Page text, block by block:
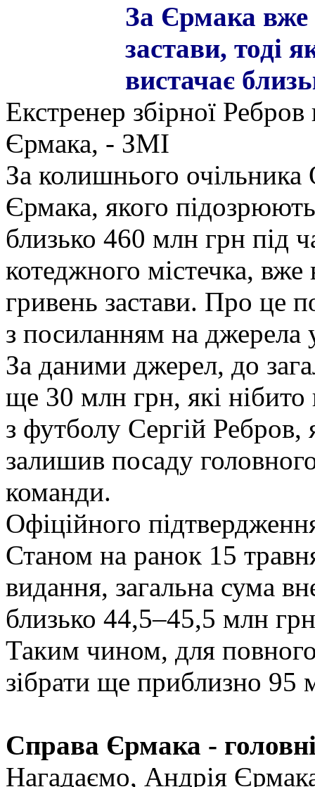
За Єрмака вже
застави, тоді
вистачає
Екстренер збірної
Єрмака, - ЗМІ
За колишнього
Єрмака, якого підозрюють
близько 460 млн грн під
котеджного містечка, вже
гривень застави. Про це
з посиланням на джерела
За даними джерел, до
ще 30 млн грн, які нібито
з футболу Сергій Ребров,
залишив посаду
команди.
Офіційного
Станом на ранок 15
видання, загальна сума
близько 44,5–45,5 млн
Таким чином, для
зібрати ще приблизно 95
Справа Єрмака -
Нагадаємо, Андрія